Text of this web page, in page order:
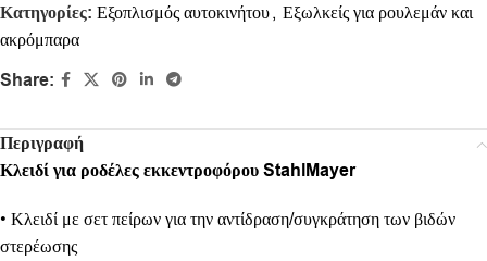
Κατηγορίες: Εξοπλισμός αυτοκινήτου, Еξωλκείς για ρουλεμάν και
ακρόμπαρα
Share:
Περιγραφή
Κλειδί για ροδέλες εκκεντροφόρου StahlMayer
• Κλειδί με σετ πείρων για την αντίδραση/συγκράτηση των βιδών
στερέωσης